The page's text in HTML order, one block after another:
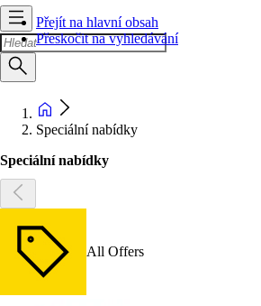
Přejít na hlavní obsah
Přeskočit na vyhledávání
Speciální nabídky
Speciální nabídky
All Offers